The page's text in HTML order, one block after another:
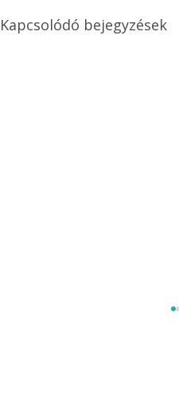
Kapcsolódó bejegyzések